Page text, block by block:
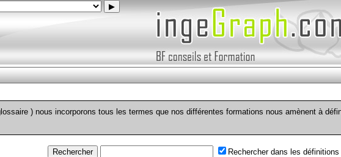
▶
) nous incorporons tous les termes que nos différentes formations nous amènent à
Rechercher dans les